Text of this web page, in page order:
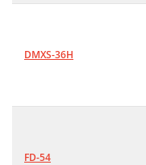
DMXS-36H
FD-54